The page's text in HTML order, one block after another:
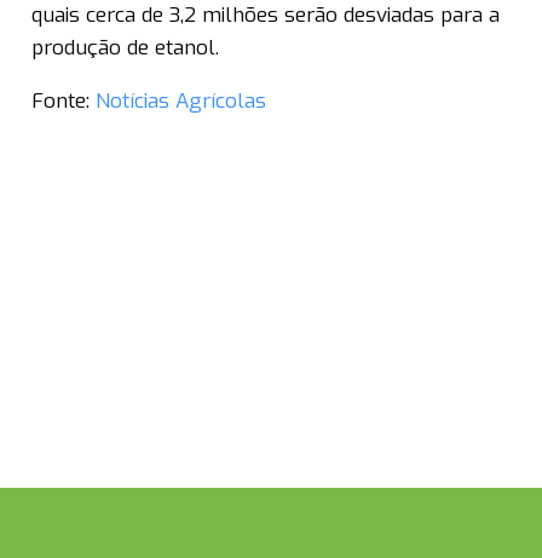
quais cerca de 3,2 milhões serão desviadas para a
produção de etanol.
Fonte: Notícias Agrícolas